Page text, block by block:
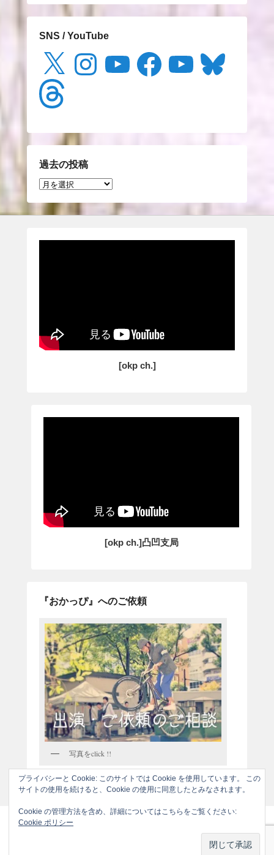
SNS / YouTube
Instagram Facebook Bluesky
Threads
過去の投稿
過
の
投
[okp ch.]
[okp ch.]凸凹支局
『おかっぴ』へのご依頼
写真をclick !!
著作権表示 © 2026年
プライバシーと Cookie: このサイトでは Cookie を使用しています。 この
サイトの使用を続けると、Cookie の使用に同意したとみなされます。
Cookie の管理方法を含め、詳細についてはこちらをご覧ください:
Cookie ポリシー